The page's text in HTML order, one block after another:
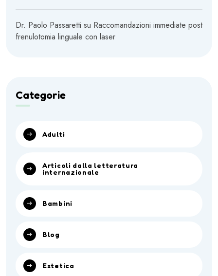
Dr. Paolo Passaretti su Raccomandazioni immediate post
frenulotomia linguale con laser
Categorie
Adulti
Articoli dalla letteratura
internazionale
Bambini
Blog
Estetica